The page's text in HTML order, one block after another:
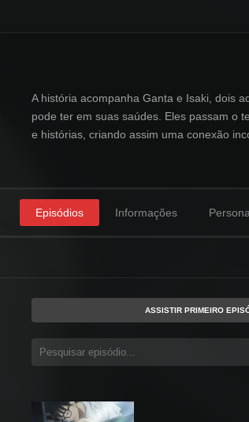
A história acompanha Ganta e Isaki, dois
pode ter em suas saúdes. Eles passam o
e histórias, criando assim uma conexão
Episódios Informações
ASSISTIR PRIMEIRO